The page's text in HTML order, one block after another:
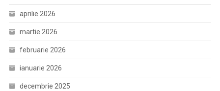
aprilie 2026
martie 2026
februarie 2026
ianuarie 2026
decembrie 2025